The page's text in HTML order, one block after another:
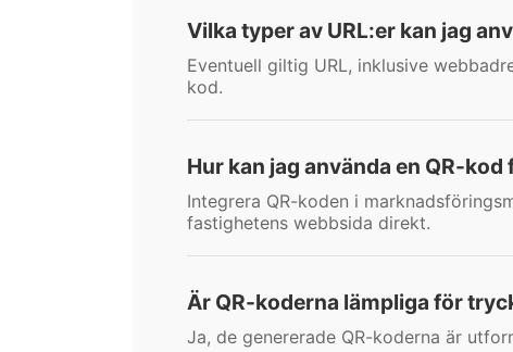
Vilka typer av URL:er kan jag
Eventuell giltig URL, inklusive
kod.
Hur kan jag använda en QR-
Integrera QR-koden i
fastighetens webbsida direkt.
Är QR-koderna lämpliga för
Ja, de genererade QR-koderna är